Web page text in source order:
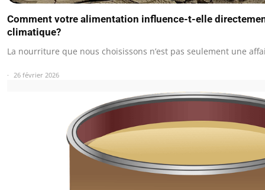
Comment votre alimentation influence-t-elle
climatique?
La nourriture que nous choisissons n’est pas seulement une
26 février 2026